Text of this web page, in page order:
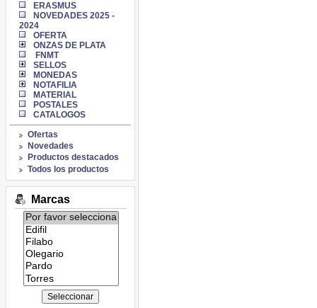
ERASMUS
NOVEDADES 2025 -
2024
OFERTA
ONZAS DE PLATA
FNMT
SELLOS
MONEDAS
NOTAFILIA
MATERIAL
POSTALES
CATALOGOS
Ofertas
Novedades
Productos destacados
Todos los productos
Marcas
Listado
de
marcas: